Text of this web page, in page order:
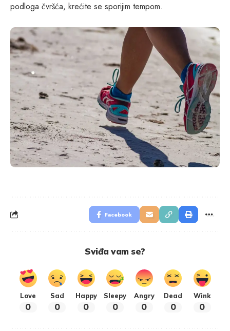
podloga čvršća, krećite se sporijim tempom.
Facebook
Sviđa vam se?
Love
0
Sad
0
Happy
0
Sleepy
0
Angry
0
Dead
0
Wink
0